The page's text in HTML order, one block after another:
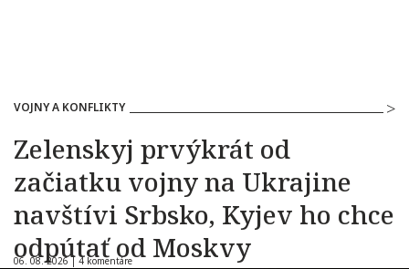
VOJNY A KONFLIKTY
Zelenskyj prvýkrát od
začiatku vojny na Ukrajine
navštívi Srbsko, Kyjev ho chce
odpútať od Moskvy
06. 08. 2026 | 4 komentáre